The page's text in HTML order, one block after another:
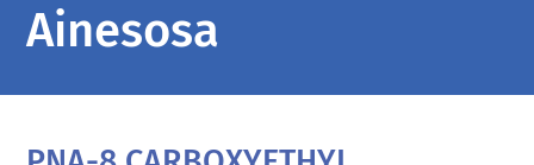
Ainesosa